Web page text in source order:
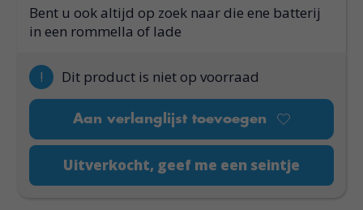
Bent u ook altijd op zoek naar die ene batterij
in een rommella of lade
! Dit product is niet op voorraad
Aan verlanglijst toevoegen
Uitverkocht, geef me een seintje